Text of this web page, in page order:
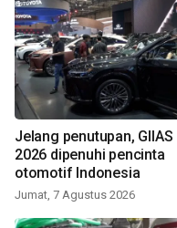
Jelang penutupan, GIIAS
2026 dipenuhi pencinta
otomotif Indonesia
Jumat, 7 Agustus 2026